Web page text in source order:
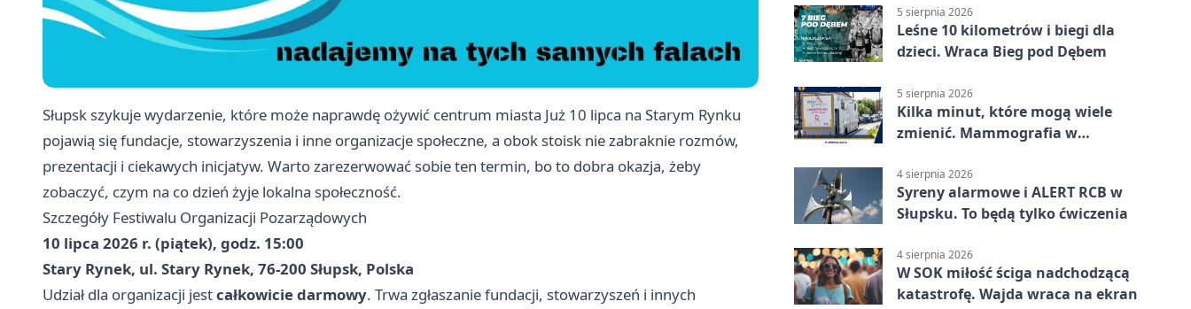
Słupsk szykuje wydarzenie, które może naprawdę ożywić centrum miasta Już 10 lipca na Starym Rynku
pojawią się fundacje, stowarzyszenia i inne organizacje społeczne, a obok stoisk nie zabraknie rozmów,
prezentacji i ciekawych inicjatyw. Warto zarezerwować sobie ten termin, bo to dobra okazja, żeby
zobaczyć, czym na co dzień żyje lokalna społeczność.
Szczegóły Festiwalu Organizacji Pozarządowych
10 lipca 2026 r. (piątek), godz. 15:00
Stary Rynek, ul. Stary Rynek, 76-200 Słupsk, Polska
Udział dla organizacji jestcałkowicie darmowy. Trwa zgłaszanie fundacji, stowarzyszeń i innych
5 sierpnia 2026
Leśne 10 kilometrów i biegi dla
dzieci. Wraca Bieg pod Dębem
5 sierpnia 2026
Kilka minut, które mogą wiele
zmienić. Mammografia w
4 sierpnia 2026
Syreny alarmowe i ALERT RCB w
Słupsku. To będą tylko ćwiczenia
4 sierpnia 2026
W SOK miłość ściga nadchodzącą
katastrofę. Wajda wraca na ekran